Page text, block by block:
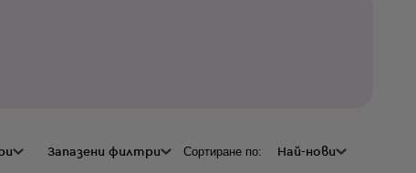
Запазени филтри Сортиране по: Най-нови